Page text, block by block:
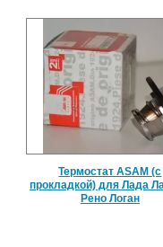
Термостат ASAM (с
прокладкой) для Лада
Рено Логан